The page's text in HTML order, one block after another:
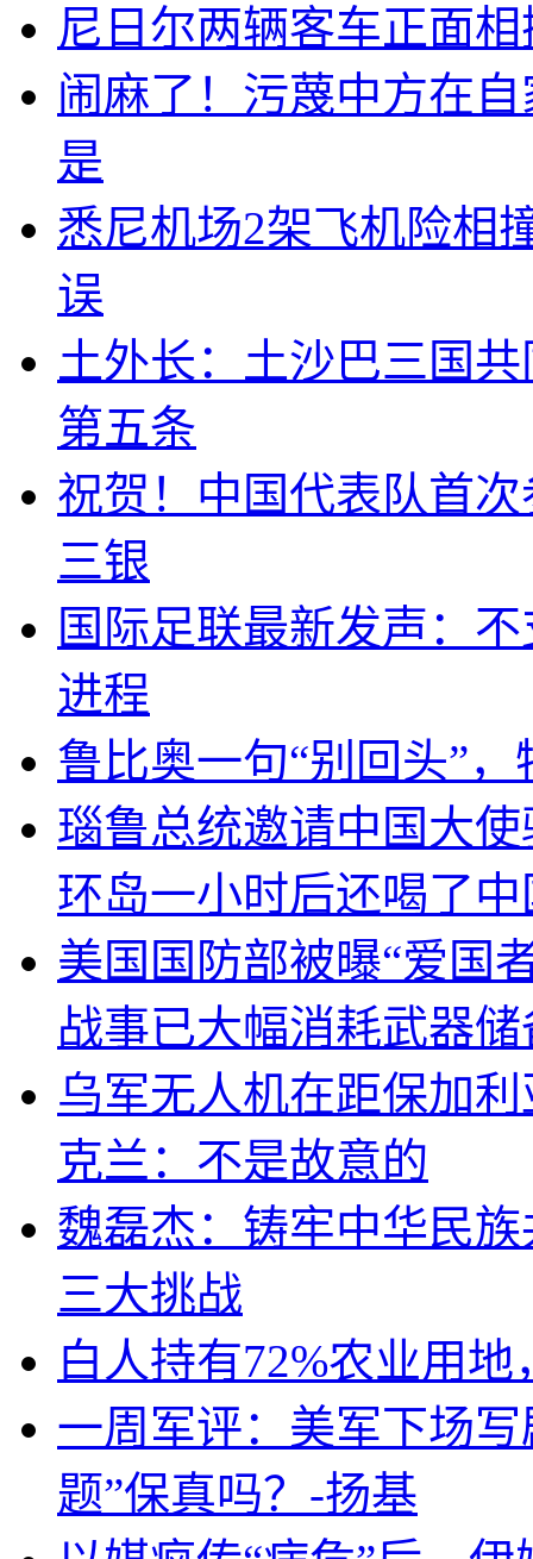
尼日尔两辆客车正面
闹麻了！污蔑中方在
是
悉尼机场2架飞机险相
误
土外长：土沙巴三国
第五条
祝贺！中国代表队首
三银
国际足联最新发声：
进程
鲁比奥一句“别回头”
瑙鲁总统邀请中国大
环岛一小时后还喝了
美国国防部被曝“爱国
战事已大幅消耗武器储
乌军无人机在距保加
克兰：不是故意的
魏磊杰：铸牢中华民
三大挑战
白人持有72%农业用
一周军评：美军下场
题”保真吗？-扬基